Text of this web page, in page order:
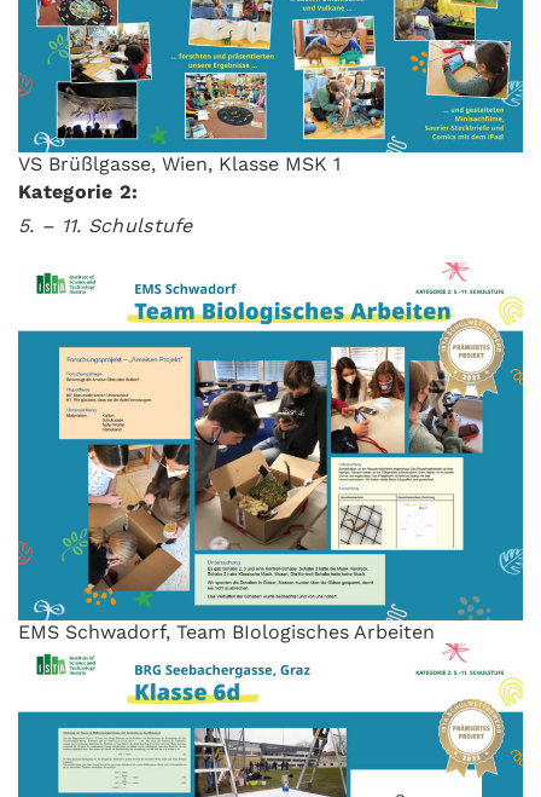
VS Brüßlgasse, Wien, Klasse MSK 1
Kategorie 2:
5. – 11. Schulstufe
EMS Schwadorf, Team BIologisches Arbeiten